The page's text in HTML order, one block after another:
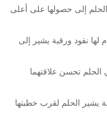
الحلم إلى حصولها على أعلى
لها نقود ورقية يشير إلى
الحلم تحسن علاقتهما
يشير الحلم لقرب خطبتها